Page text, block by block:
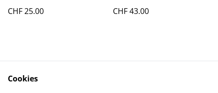
CHF 25.00
CHF 43.00
Cookies